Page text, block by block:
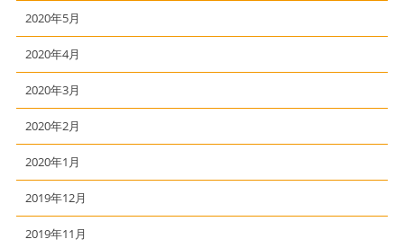
2020年5月
2020年4月
2020年3月
2020年2月
2020年1月
2019年12月
2019年11月